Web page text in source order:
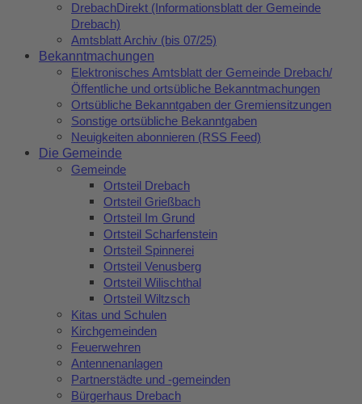
DrebachDirekt (Informationsblatt der Gemeinde
Drebach)
Amtsblatt Archiv (bis 07/25)
Bekanntmachungen
Elektronisches Amtsblatt der Gemeinde Drebach/
Öffentliche und ortsübliche Bekanntmachungen
Ortsübliche Bekanntgaben der Gremiensitzungen
Sonstige ortsübliche Bekanntgaben
Neuigkeiten abonnieren (RSS Feed)
Die Gemeinde
Gemeinde
Ortsteil Drebach
Ortsteil Grießbach
Ortsteil Im Grund
Ortsteil Scharfenstein
Ortsteil Spinnerei
Ortsteil Venusberg
Ortsteil Wilischthal
Ortsteil Wiltzsch
Kitas und Schulen
Kirchgemeinden
Feuerwehren
Antennenanlagen
Partnerstädte und -gemeinden
Bürgerhaus Drebach